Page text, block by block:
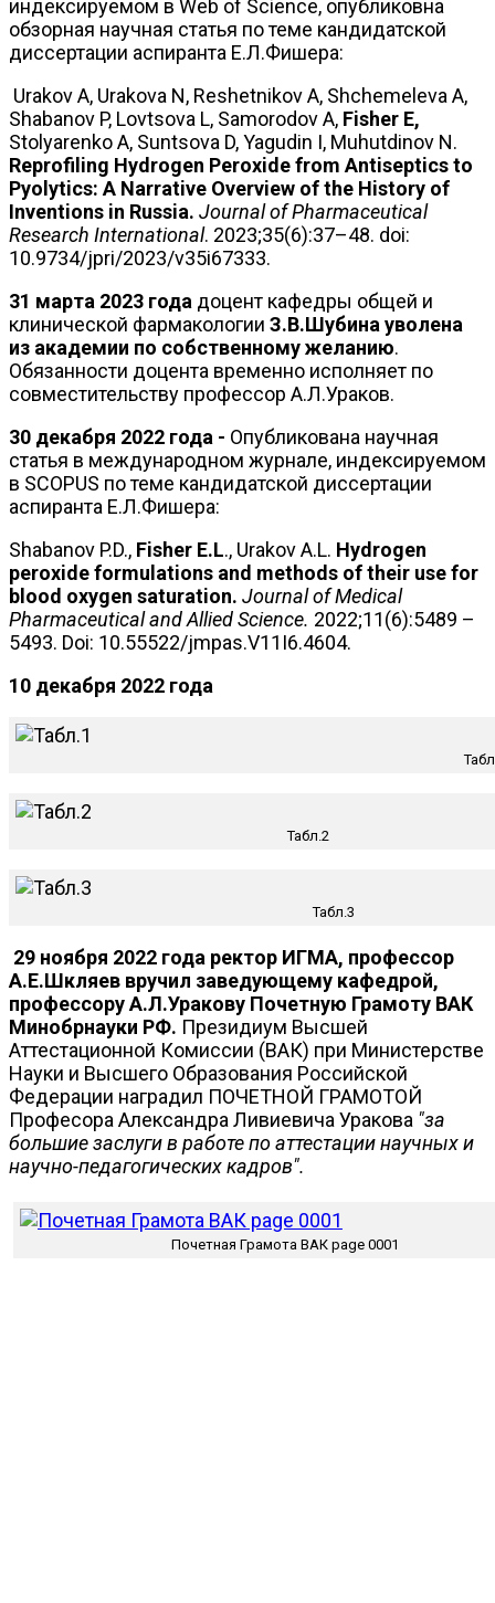
индексируемом в Web of Science, опубликовна
обзорная научная статья по теме кандидатской
диссертации аспиранта Е.Л.Фишера:
Urakov A, Urakova N, Reshetnikov A, Shchemeleva A,
Shabanov P, Lovtsova L, Samorodov A, Fisher E,
Stolyarenko A, Suntsova D, Yagudin I, Muhutdinov N.
Reprofiling Hydrogen Peroxide from Antiseptics to
Pyolytics: A Narrative Overview of the History of
Inventions in Russia. Journal of Pharmaceutical
Research International. 2023;35(6):37–48. doi:
10.9734/jpri/2023/v35i67333.
31 марта 2023 года доцент кафедры общей и
клинической фармакологии З.В.Шубина уволена
из академии по собственному желанию.
Обязанности доцента временно исполняет по
совместительству профессор А.Л.Ураков.
30 декабря 2022 года - Опубликована научная
статья в международном журнале, индексируемом
в SCOPUS по теме кандидатской диссертации
аспиранта Е.Л.Фишера:
Shabanov P.D., Fisher E.L., Urakov A.L. Hydrogen
peroxide formulations and methods of their use for
blood oxygen saturation. Journal of Medical
Pharmaceutical and Allied Science. 2022;11(6):5489 –
5493. Doi: 10.55522/jmpas.V11I6.4604.
10 декабря 2022 года
Табл.2
Табл.3
29 ноября 2022 года ректор ИГМА, профессор
А.Е.Шкляев вручил заведующему кафедрой,
профессору А.Л.Уракову Почетную Грамоту ВАК
Минобрнауки РФ. Президиум Высшей
Аттестационной Комиссии (ВАК) при Министерстве
Науки и Высшего Образования Российской
Федерации наградил ПОЧЕТНОЙ ГРАМОТОЙ
Професора Александра Ливиевича Уракова "за
большие заслуги в работе по аттестации научных и
научно-педагогических кадров".
Почетная Грамота ВАК page 0001